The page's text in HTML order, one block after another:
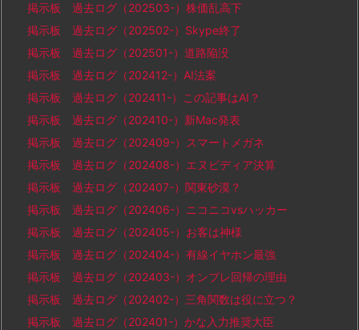
掲示板 過去ログ（202503-）株価乱高下
掲示板 過去ログ（202502-）Skype終了
掲示板 過去ログ（202501-）道路陥没
掲示板 過去ログ（202412-）AI法案
掲示板 過去ログ（202411-）この記事はAI？
掲示板 過去ログ（202410-）新Mac発表
掲示板 過去ログ（202409-）スマートメガネ
掲示板 過去ログ（202408-）エヌビディア決算
掲示板 過去ログ（202407-）関東砂漠？
掲示板 過去ログ（202406-）ニコニコvsハッカー
掲示板 過去ログ（202405-）お客は神様
掲示板 過去ログ（202404-）有線イヤホン最強
掲示板 過去ログ（202403-）オンプレ回帰の理由
掲示板 過去ログ（202402-）三角関数は役に立つ？
掲示板 過去ログ（202401-）かな入力推奨大臣